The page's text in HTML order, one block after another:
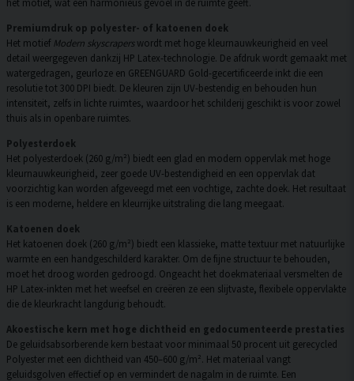
het motief, wat een harmonieus gevoel in de ruimte geeft.
Premiumdruk op polyester- of katoenen doek
Het motief Modern skyscraperswordt met hoge kleurnauwkeurigheid en veel
detail weergegeven dankzij HP Latex-technologie. De afdruk wordt gemaakt met
watergedragen, geurloze en GREENGUARD Gold-gecertificeerde inkt die een
resolutie tot 300 DPI biedt. De kleuren zijn UV-bestendig en behouden hun
intensiteit, zelfs in lichte ruimtes, waardoor het schilderij geschikt is voor zowel
thuis als in openbare ruimtes.
Polyesterdoek
Het polyesterdoek (260 g/m²) biedt een glad en modern oppervlak met hoge
kleurnauwkeurigheid, zeer goede UV-bestendigheid en een oppervlak dat
voorzichtig kan worden afgeveegd met een vochtige, zachte doek. Het resultaat
is een moderne, heldere en kleurrijke uitstraling die lang meegaat.
Katoenen doek
Het katoenen doek (260 g/m²) biedt een klassieke, matte textuur met natuurlijke
warmte en een handgeschilderd karakter. Om de fijne structuur te behouden,
moet het droog worden gedroogd. Ongeacht het doekmateriaal versmelten de
HP Latex-inkten met het weefsel en creëren ze een slijtvaste, flexibele oppervlakte
die de kleurkracht langdurig behoudt.
Akoestische kern met hoge dichtheid en gedocumenteerde prestaties
De geluidsabsorberende kern bestaat voor minimaal 50 procent uit gerecycled
Polyester met een dichtheid van 450–600 g/m². Het materiaal vangt
geluidsgolven effectief op en vermindert de nagalm in de ruimte. Een